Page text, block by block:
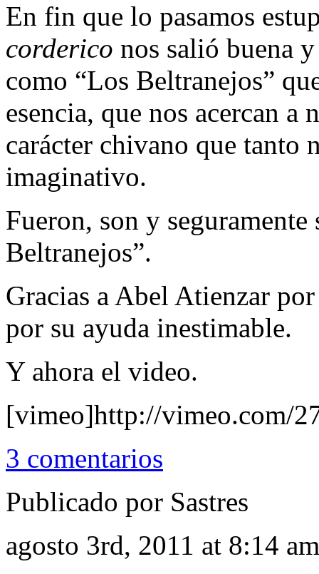
En fin que lo pasamos
corderico nos salió buena
como “Los Beltranejos”
esencia, que nos acercan a
carácter chivano que tanto
imaginativo.
Fueron, son y
Beltranejos”.
Gracias a Abel Atienzar
por su ayuda inestimable.
Y ahora el video.
[vimeo]http://vimeo.com/
3 comentarios
Publicado por Sastres
agosto 3rd, 2011 at 8:14 am